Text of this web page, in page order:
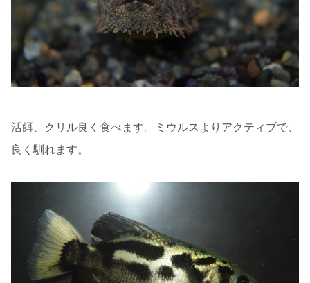
活餌、クリル良く食べます。ミウルスよりアクティブで、
良く馴れます。